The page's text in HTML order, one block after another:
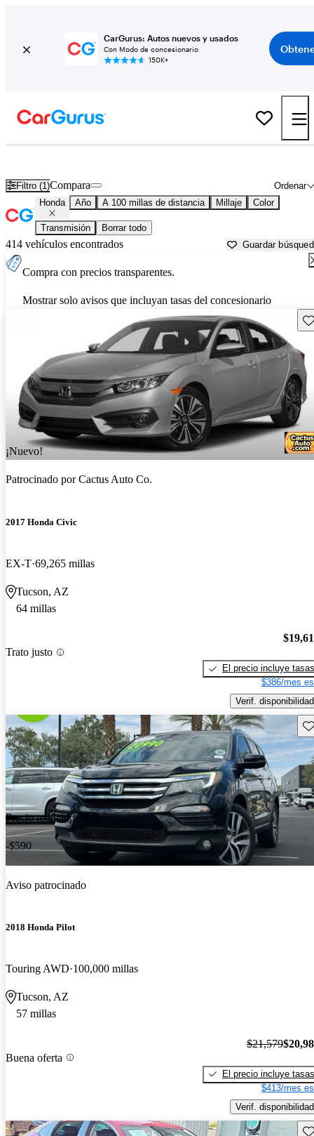
CarGurus: Autos nuevos y usados
Con Modo de concesionario
150K+
Filtro (1) Ordenar
Compara
Honda Año A 100 millas de distancia Millaje Color
Transmisión Borrar todo
414 vehículos encontrados Guardar
Compra con precios transparentes.
Mostrar solo avisos que incluyan tasas del concesionario
¡Nuevo!
Patrocinado porCactus Auto Co.
2017 Honda Civic
EX-T 69,265 millas
Tucson, AZ
64 millas
Trato justo
El precio incluye tasas
$386/mes
Verif. disponibilidad
Precio reducido
-$590
Aviso patrocinado
2018 Honda Pilot
Touring AWD 100,000 millas
Tucson, AZ
57 millas
Buena oferta
$21,579
El precio incluye tasas
$413/mes
Verif. disponibilidad